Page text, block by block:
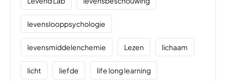
levenslooppsychologie
levensmiddelenchemie Lezen lichaam
licht liefde life long learning